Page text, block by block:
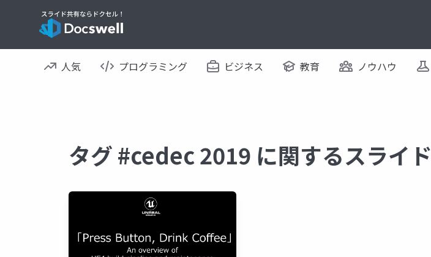
人気 プログラミング ビジネス 教育 ノウハウ
タグ #cedec 2019 に関するスライド